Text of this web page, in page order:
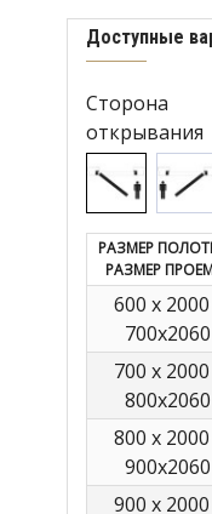
Доступные
Сторона
открывания
РАЗМЕР
РАЗМЕР
600 x
700x2060
700 x
800x2060
800 x
900x2060
900 x